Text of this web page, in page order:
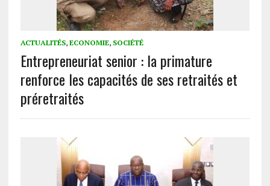
ACTUALITÉS, ECONOMIE, SOCIÉTÉ
Entrepreneuriat senior : la primature
renforce les capacités de ses retraités et
préretraités